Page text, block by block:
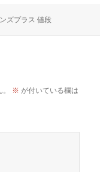
ズプラス 値段
※ が付いている欄は